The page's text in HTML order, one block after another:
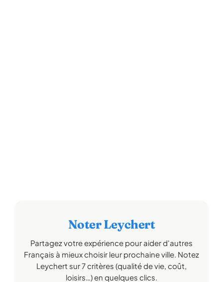
Noter Leychert
Partagez votre expérience pour aider d'autres
Français à mieux choisir leur prochaine ville. Notez
Leychert sur 7 critères (qualité de vie, coût,
loisirs…) en quelques clics.